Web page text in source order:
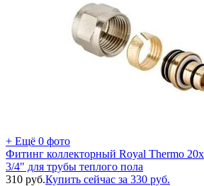
+ Ещё 0 фото
Фитинг коллекторный Royal Thermo
3/4" для трубы теплого пола
310 руб.Купить сейчас за 330 руб.